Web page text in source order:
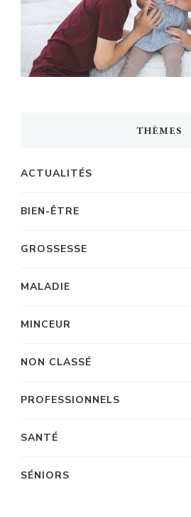
THÈMES
ACTUALITÉS
BIEN-ÊTRE
GROSSESSE
MALADIE
MINCEUR
NON CLASSÉ
PROFESSIONNELS
SANTÉ
SÉNIORS